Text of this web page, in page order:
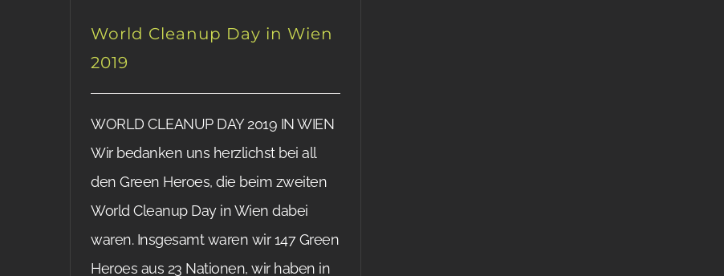
World Cleanup Day in Wien
2019
WORLD CLEANUP DAY 2019 IN WIEN
Wir bedanken uns herzlichst bei all
den Green Heroes, die beim zweiten
World Cleanup Day in Wien dabei
waren. Insgesamt waren wir 147 Green
Heroes aus 23 Nationen, wir haben in